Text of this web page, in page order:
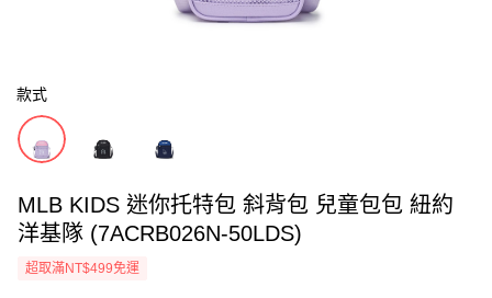
款式
MLB KIDS 迷你托特包 斜背包 兒童包包 紐約
洋基隊 (7ACRB026N-50LDS)
超取滿NT$499免運